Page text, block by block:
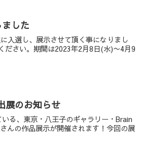
した
入選し、展示させて頂く事になりまし
ださい。期間は2023年2月8日(水)〜4月9
展のお知らせ
る、東京・八王子のギャラリー・Brain
んの作品展示が開催されます！今回の展